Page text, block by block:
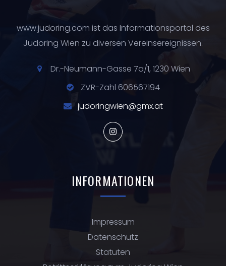
www.judoring.com ist das Informationsportal des
Judoring Wien zu diversen Vereinsereignissen.
Dr.-Neumann-Gasse 7a/1, 1230 Wien
ZVR-Zahl 606567194
judoringwien@gmx.at
INFORMATIONEN
Impressum
Datenschutz
Statuten